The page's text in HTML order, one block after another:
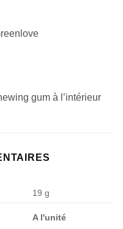
gum à l’intérieur
19 g
A l'unité